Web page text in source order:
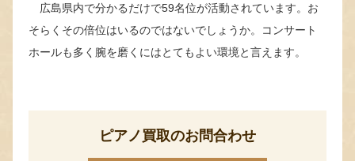
広島県内で分かるだけで59名位が活動されています。お
そらくその倍位はいるのではないでしょうか。コンサート
ホールも多く腕を磨くにはとてもよい環境と言えます。
ピアノ買取のお問合わせ